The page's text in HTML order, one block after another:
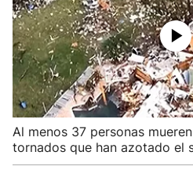
Al menos 37 personas
tornados que han azotado el